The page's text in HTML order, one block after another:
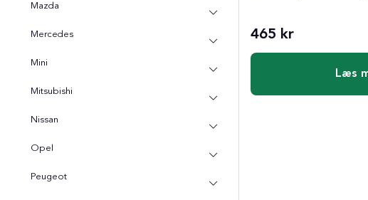
Mazda
Mercedes
Mini
Mitsubishi
Nissan
Opel
Peugeot
465 kr
Læs